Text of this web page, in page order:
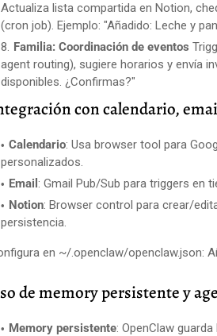
Actualiza lista compartida en Notion,
(cron job). Ejemplo: "Añadido: Leche y
Familia: Coordinación de eventos
agent routing), sugiere horarios y envía
disponibles. ¿Confirmas?"
con calendario,
Calendario: Usa browser tool para
personalizados.
Email : Gmail Pub/Sub para triggers en
Notion: Browser control para crear/
persistencia.
en ~/.openclaw/openclaw.json:
de memory persistente y
Memory persistente: OpenClaw